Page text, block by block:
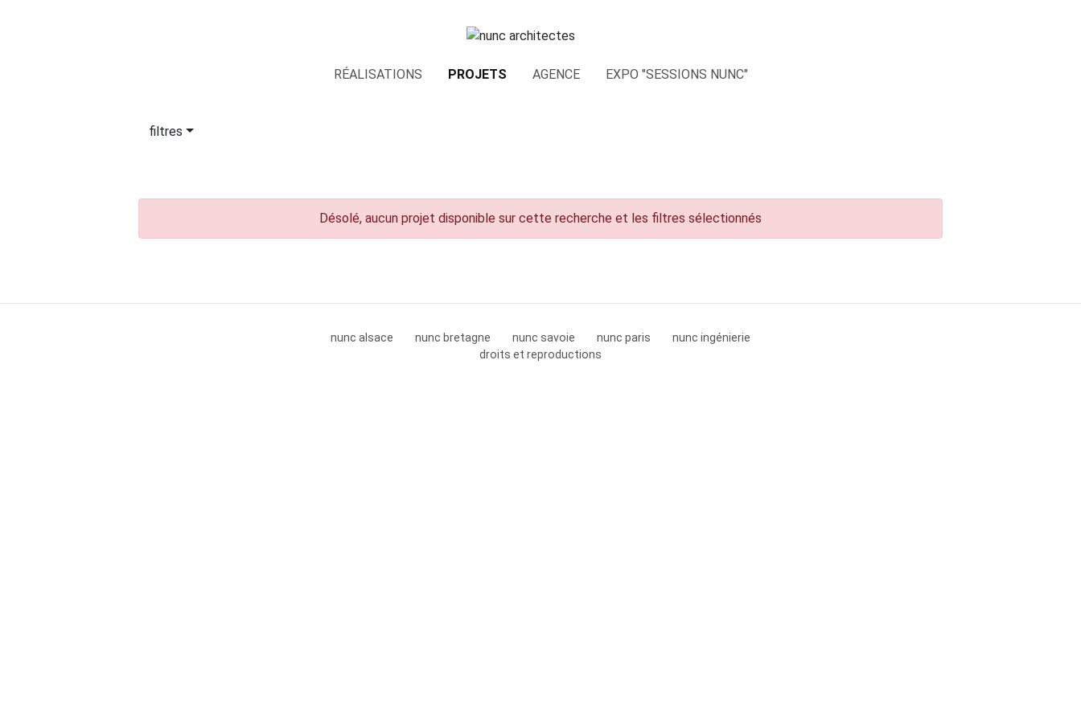
RÉALISATIONS PROJETS AGENCE EXPO "SESSIONS NUNC"
filtres
Désolé, aucun projet disponible sur cette recherche et les filtres sélectionnés
nunc alsace nunc bretagne nunc savoie nunc paris
nunc ingénierie
droits et reproductions